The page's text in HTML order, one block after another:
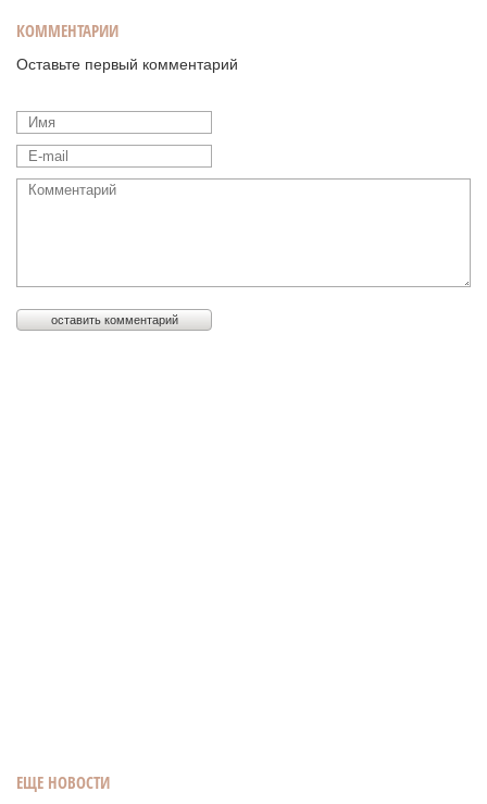
ЕЩЕ НОВОСТИ
КОММЕНТАРИИ
Оставьте первый комментарий